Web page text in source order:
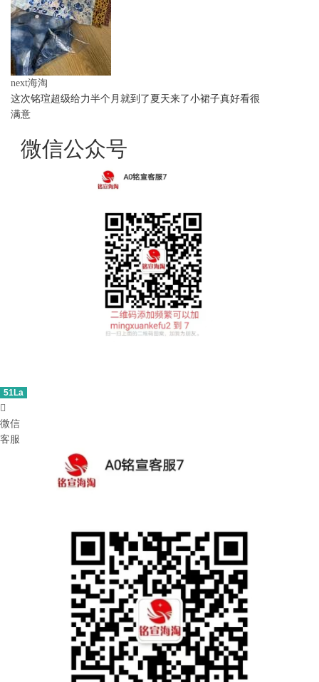
next海淘
这次铭瑄超级给力半个月就到了夏天来了小裙子真好看很
满意
微信公众号
51La

微信
客服